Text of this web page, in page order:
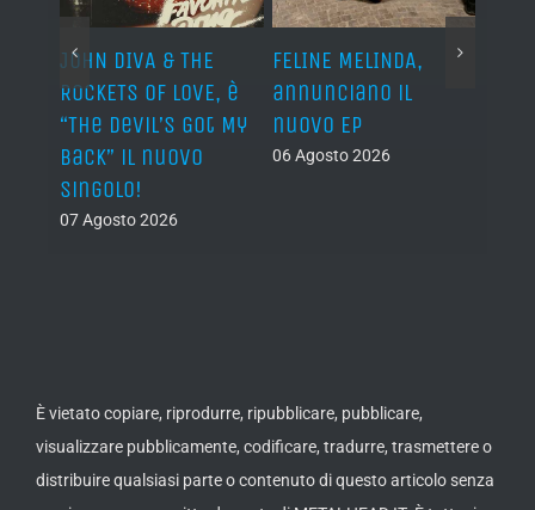
JOHN DIVA & THE
ROCKETS OF LOVE, è
“The Devil’s Got My
Back” il nuovo
singolo!
07 Agosto 2026
FELINE MELINDA,
annunciano il
nuovo EP
06 Agosto 2026
È vietato copiare, riprodurre, ripubblicare, pubblicare,
visualizzare pubblicamente, codificare, tradurre, trasmettere o
distribuire qualsiasi parte o contenuto di questo articolo senza